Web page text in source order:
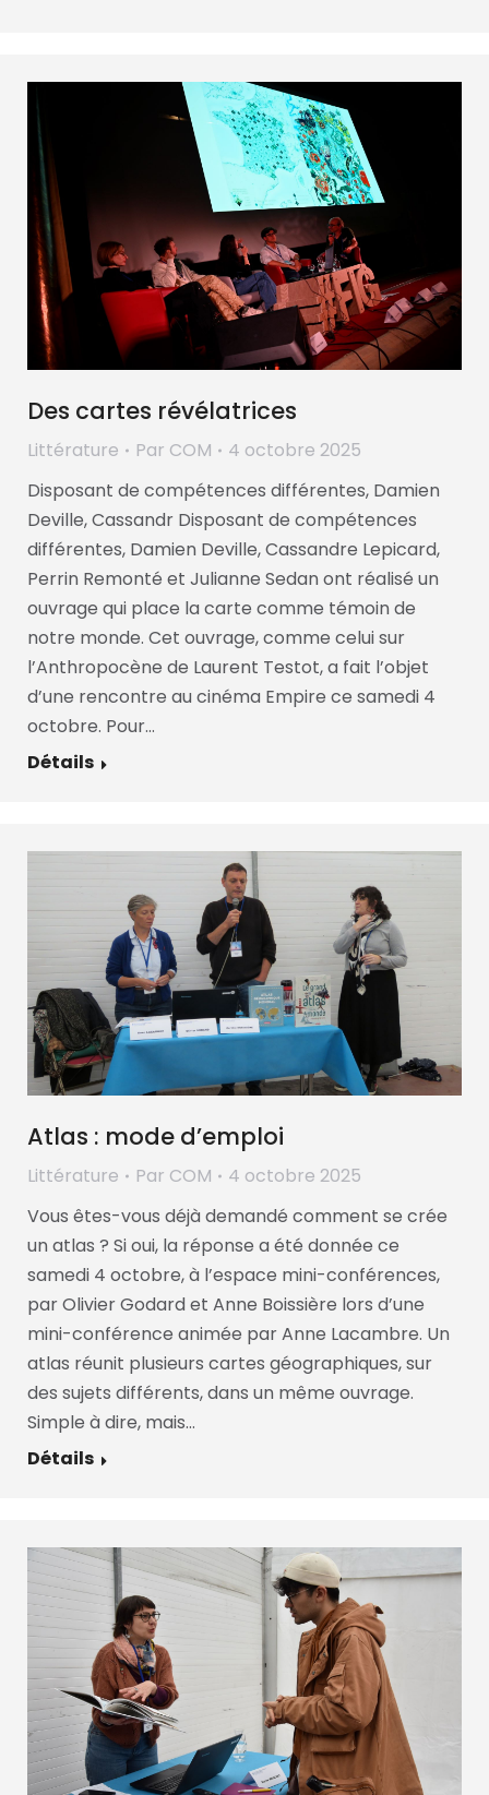
Des cartes révélatrices
Littérature Par COM
4 octobre 2025
Disposant de compétences différentes, Damien
Deville, Cassandr Disposant de compétences
différentes, Damien Deville, Cassandre Lepicard,
Perrin Remonté et Julianne Sedan ont réalisé un
ouvrage qui place la carte comme témoin de
notre monde. Cet ouvrage, comme celui sur
l’Anthropocène de Laurent Testot, a fait l’objet
d’une rencontre au cinéma Empire ce samedi 4
octobre. Pour…
Détails
Atlas : mode d’emploi
Littérature Par COM
4 octobre 2025
Vous êtes-vous déjà demandé comment se crée
un atlas ? Si oui, la réponse a été donnée ce
samedi 4 octobre, à l’espace mini-conférences,
par Olivier Godard et Anne Boissière lors d’une
mini-conférence animée par Anne Lacambre. Un
atlas réunit plusieurs cartes géographiques, sur
des sujets différents, dans un même ouvrage.
Simple à dire, mais…
Détails